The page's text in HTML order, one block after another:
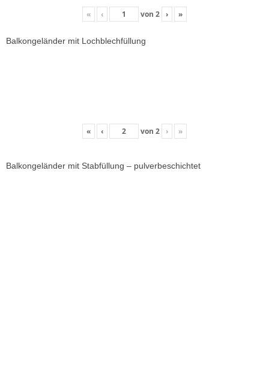
« ‹ von 2 › »
Balkongeländer mit Lochblechfüllung
« ‹ von 2 › »
Balkongeländer mit Stabfüllung – pulverbeschichtet